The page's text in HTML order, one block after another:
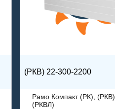
(РКВ) 22-300-2200
Рамо Компакт (РК), (РКВ),
(РКВЛ)